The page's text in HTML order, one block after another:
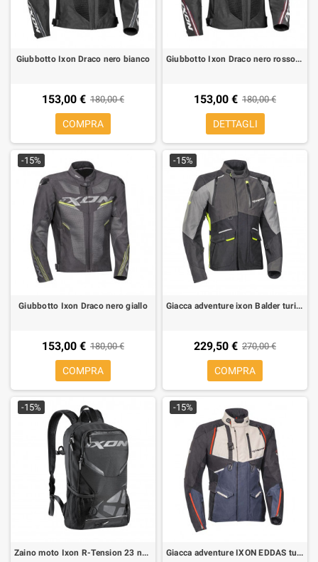
Giubbotto Ixon Draco nero bianco
153,00 € 180,00 €
COMPRA
Giubbotto Ixon Draco nero rosso bianco
153,00 € 180,00 €
DETTAGLI
-15%
Giubbotto Ixon Draco nero giallo
153,00 € 180,00 €
COMPRA
-15%
Giacca adventure ixon Balder turismo nera grigio gialla
229,50 € 270,00 €
COMPRA
-15%
Zaino moto Ixon R-Tension 23 nero
-15%
Giacca adventure IXON EDDAS turismo blu